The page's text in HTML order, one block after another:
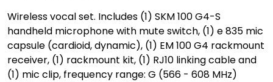
Wireless vocal set. Includes (1) SKM 100 G4-S
handheld microphone with mute switch, (1) e 835 mic
capsule (cardioid, dynamic), (1) EM 100 G4 rackmount
receiver, (1) rackmount kit, (1) RJ10 linking cable and
(1) mic clip, frequency range: G (566 - 608 MHz)